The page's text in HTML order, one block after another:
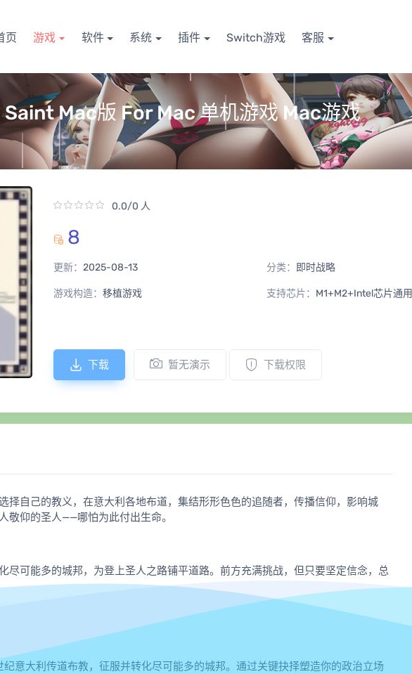
页 游戏 软件 系统 插件 Switch游戏 客服
Mac版 For Mac 单机游戏 Mac游戏
0.0/0 人
8
更新： 2025-08-13 分类： 即时战略
游戏构造： 移植游戏 支持芯片： M1+M2+Intel芯片通用
下载 暂无演示 下载权限
择自己的教义，在意大利各地布道，集结形形色色的追随者，传播信仰，影响城
敬仰的圣人——哪怕为此付出生命。
尽可能多的城邦，为登上圣人之路铺平道路。前方充满挑战，但只要坚定信念，总
意大利传道布教，征服并转化尽可能多的城邦。通过关键抉择塑造你的政治立场